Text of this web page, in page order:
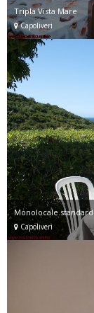
Tripla Vista Mare
Capoliveri
Monolocale standard
Capoliveri